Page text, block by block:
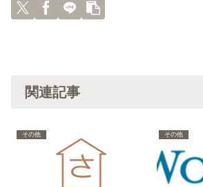
関連記事
その他 その他